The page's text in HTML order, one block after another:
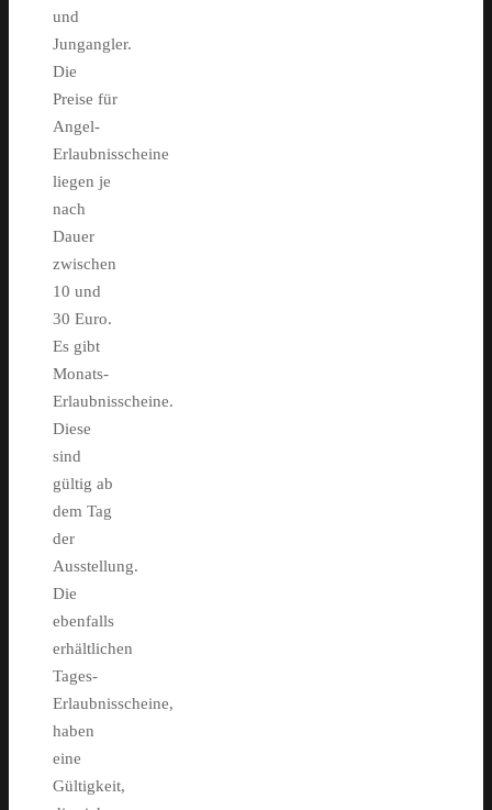
und
Jungangler.
Die
Preise für
Angel-
Erlaubnisscheine
liegen je
nach
Dauer
zwischen
10 und
30 Euro.
Es gibt
Monats-
Erlaubnisscheine.
Diese
sind
gültig ab
dem Tag
der
Ausstellung.
Die
ebenfalls
erhältlichen
Tages-
Erlaubnisscheine,
haben
eine
Gültigkeit,